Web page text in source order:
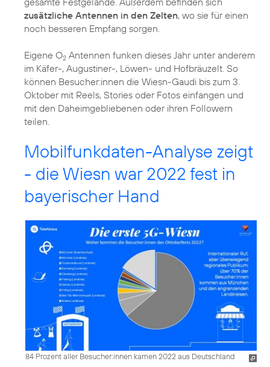
zusätzliche Antennen in den Zelten, wo sie für einen
noch besseren Empfang sorgen.
Eigene O2 Antennen funken dieses Jahr unter anderem
im Käfer-, Augustiner-, Löwen- und Hofbräuzelt. So
können Besucher:innen die Wiesn-Gaudi bis zum 3.
Oktober mit Reels, Stories oder Fotos einfangen und
mit den Daheimgebliebenen oder ihren Followern
teilen.
Mobilfunkdaten-Analyse zeigt
- die Wiesn war 2022 fest in
bayerischer Hand
84 Prozent aller Besucher:innen kamen 2022 aus Deutschland